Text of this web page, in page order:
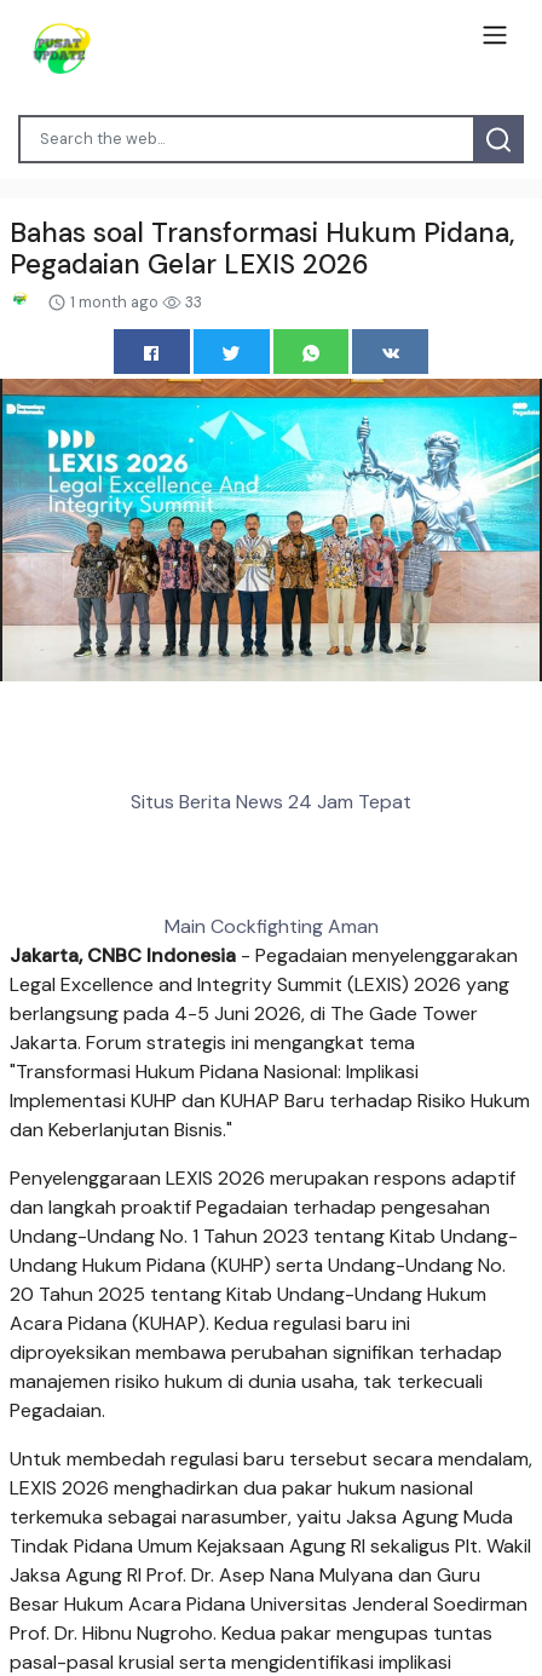
Bahas soal Transformasi Hukum Pidana,
Pegadaian Gelar LEXIS 2026
1 month ago 33
Situs Berita News 24 Jam Tepat
Main Cockfighting Aman
Jakarta, CNBC Indonesia - Pegadaian menyelenggarakan
Legal Excellence and Integrity Summit (LEXIS) 2026 yang
berlangsung pada 4-5 Juni 2026, di The Gade Tower
Jakarta. Forum strategis ini mengangkat tema
"Transformasi Hukum Pidana Nasional: Implikasi
Implementasi KUHP dan KUHAP Baru terhadap Risiko Hukum
dan Keberlanjutan Bisnis."
Penyelenggaraan LEXIS 2026 merupakan respons adaptif
dan langkah proaktif Pegadaian terhadap pengesahan
Undang-Undang No. 1 Tahun 2023 tentang Kitab Undang-
Undang Hukum Pidana (KUHP) serta Undang-Undang No.
20 Tahun 2025 tentang Kitab Undang-Undang Hukum
Acara Pidana (KUHAP). Kedua regulasi baru ini
diproyeksikan membawa perubahan signifikan terhadap
manajemen risiko hukum di dunia usaha, tak terkecuali
Pegadaian.
Untuk membedah regulasi baru tersebut secara mendalam,
LEXIS 2026 menghadirkan dua pakar hukum nasional
terkemuka sebagai narasumber, yaitu Jaksa Agung Muda
Tindak Pidana Umum Kejaksaan Agung RI sekaligus Plt. Wakil
Jaksa Agung RI Prof. Dr. Asep Nana Mulyana dan Guru
Besar Hukum Acara Pidana Universitas Jenderal Soedirman
Prof. Dr. Hibnu Nugroho. Kedua pakar mengupas tuntas
pasal-pasal krusial serta mengidentifikasi implikasi